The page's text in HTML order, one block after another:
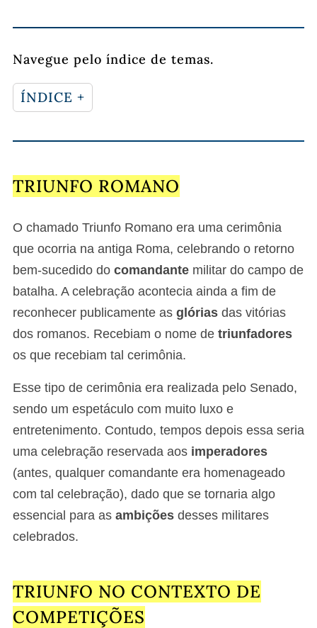
Navegue pelo índice de temas.
ÍNDICE +
TRIUNFO ROMANO
O chamado Triunfo Romano era uma cerimônia
que ocorria na antiga Roma, celebrando o retorno
bem-sucedido do comandante militar do campo de
batalha. A celebração acontecia ainda a fim de
reconhecer publicamente as glórias das vitórias
dos romanos. Recebiam o nome de triunfadores
os que recebiam tal cerimônia.
Esse tipo de cerimônia era realizada pelo Senado,
sendo um espetáculo com muito luxo e
entretenimento. Contudo, tempos depois essa seria
uma celebração reservada aos imperadores
(antes, qualquer comandante era homenageado
com tal celebração), dado que se tornaria algo
essencial para as ambições desses militares
celebrados.
TRIUNFO NO CONTEXTO DE
COMPETIÇÕES